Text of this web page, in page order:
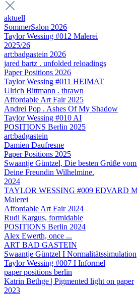
aktuell
SommerSalon 2026
Taylor Wessing #012 Malerei
2025/26
art:badgastein 2026
jared bartz . unfolded reloadings
Paper Positions 2026
Taylor Wessing #011 HEIMAT
Ulrich Bittmann . thrawn
Affordable Art Fair 2025
Andrei Pop . Ashes Of My Shadow
Taylor Wessing #010 AI
POSITIONS Berlin 2025
art:badgastein
Damien Daufresne
Paper Positions 2025
Swaantje Güntzel, Die besten Grüße
Deine Freundin Wilhelmine.
2024
TAYLOR WESSING #009 EDVARD
Malerei
Affordable Art Fair 2024
Rudi Kargus, formidable
POSITIONS Berlin 2024
Alex Ewerth, once ...
ART BAD GASTEIN
Swaantje Güntzel I Normalitätssimulation
Taylor Wessing #007 I Informel
paper positions berlin
Katrin Bethge | Pigmented light on paper
2023